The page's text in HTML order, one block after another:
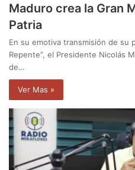
Maduro crea la Gran
Patria
En su emotiva transmisión de su
Repente”, el Presidente Nicolás
de…
Ver Mas »